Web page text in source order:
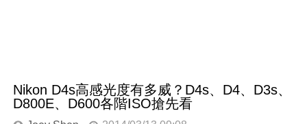
Nikon D4s高感光度有多威？D4s、D4、D3s、
D800E、D600各階ISO搶先看